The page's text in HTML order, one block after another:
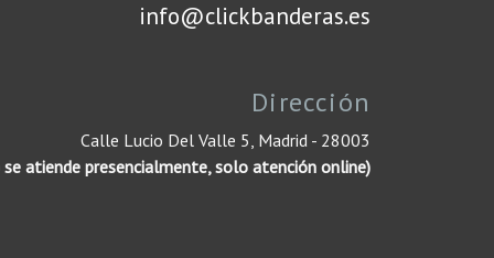
info@clickbanderas.es
Dirección
Calle Lucio Del Valle 5, Madrid - 28003
se atiende presencialmente, solo atención online)